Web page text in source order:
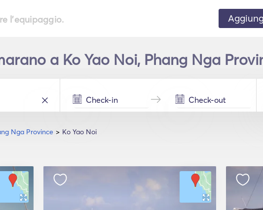
l'equipaggio.
a Ko Yao Noi, Phang Nga
Nga Province Ko Yao Noi